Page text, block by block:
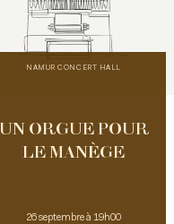
NAMUR CONCERT HALL
UN ORGUE POUR
LE MANÈGE
26 septembre à 19h00